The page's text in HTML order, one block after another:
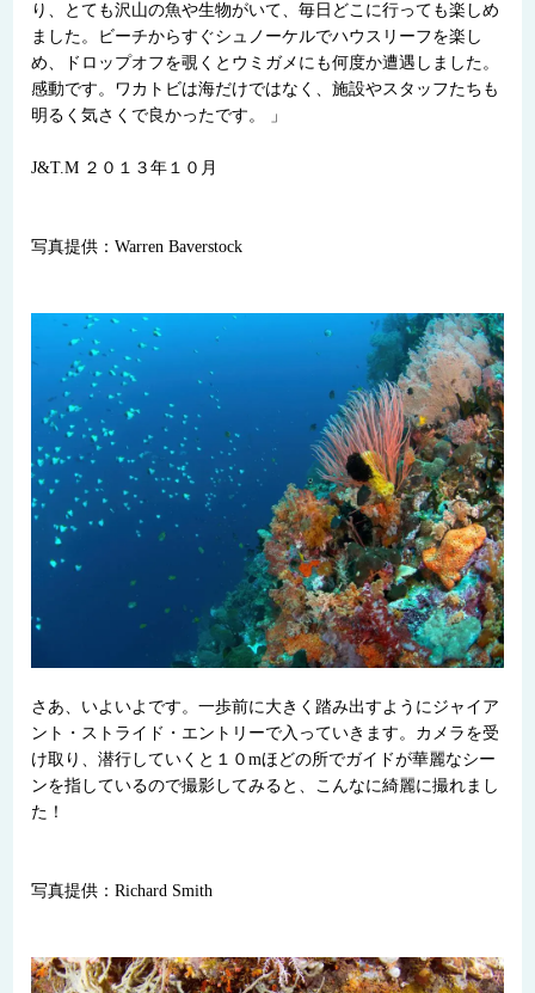
り、とても沢山の魚や生物がいて、毎日どこに行っても楽しめ
ました。ビーチからすぐシュノーケルでハウスリーフを楽し
め、ドロップオフを覗くとウミガメにも何度か遭遇しました。
感動です。ワカトビは海だけではなく、施設やスタッフたちも
明るく気さくで良かったです。 」
J&T.M ２０１３年１０月
写真提供：Warren Baverstock
さあ、いよいよです。一歩前に大きく踏み出すようにジャイア
ント・ストライド・エントリーで入っていきます。カメラを受
け取り、潜行していくと１０mほどの所でガイドが華麗なシー
ンを指しているので撮影してみると、こんなに綺麗に撮れまし
た！
写真提供：Richard Smith